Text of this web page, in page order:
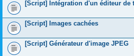
[Script] Intégration d'un éditeur de
[Script] Images cachées
[Script] Générateur d'image JPEG